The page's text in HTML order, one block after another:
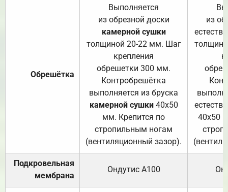
Обрешётка
Выполняется
из обрезной доски
камерной сушки
толщиной 20-22 мм. Шаг
крепления
обрешетки 300 мм.
Контробрешётка
выполняется из бруска
камерной сушки40х50
мм. Крепится по
стропильным ногам
(вентиляционный зазор).
из
40х50
Подкровельная
мембрана
Ондутис А100